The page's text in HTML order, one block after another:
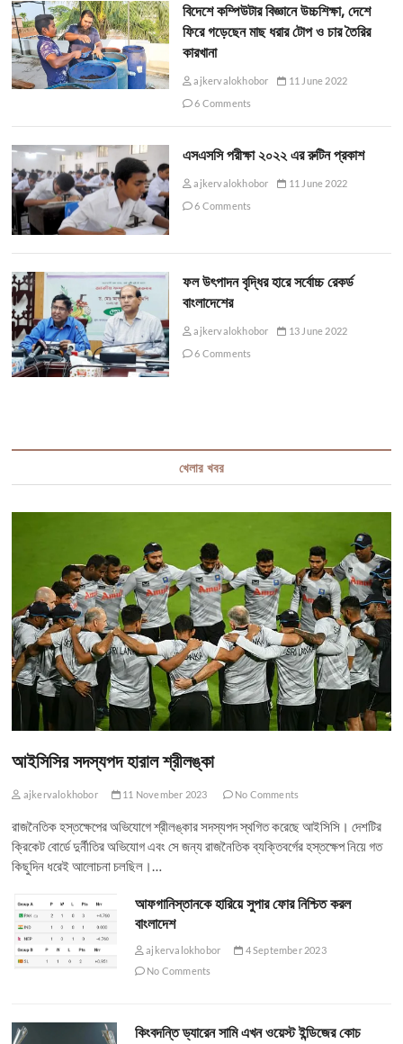
বিদেশে কম্পিউটার বিজ্ঞানে উচ্চশিক্ষা, দেশে
ফিরে গড়েছেন মাছ ধরার টোপ ও চার তৈরির
কারখানা
ajkervalokhobor
11 June 2022
6 Comments
এসএসসি পরীক্ষা ২০২২ এর রুটিন প্রকাশ
ajkervalokhobor
11 June 2022
6 Comments
ফল উৎপাদন বৃদ্ধির হারে সর্বোচ্চ রেকর্ড
বাংলাদেশের
ajkervalokhobor
13 June 2022
6 Comments
খেলার খবর
আইসিসির সদস্যপদ হারাল শ্রীলঙ্কা
ajkervalokhobor 11 November 2023 No Comments
রাজনৈতিক হস্তক্ষেপের অভিযোগে শ্রীলঙ্কার সদস্যপদ স্থগিত করেছে আইসিসি। দেশটির
ক্রিকেট বোর্ডে দুর্নীতির অভিযোগ এবং সে জন্য রাজনৈতিক ব্যক্তিবর্গের হস্তক্ষেপ নিয়ে গত
কিছুদিন ধরেই আলোচনা চলছিল।…
আফগানিস্তানকে হারিয়ে সুপার ফোর নিশ্চিত করল
বাংলাদেশ
ajkervalokhobor
4 September 2023
No Comments
কিংবদন্তি ড্যারেন সামি এখন ওয়েস্ট ইন্ডিজের কোচ